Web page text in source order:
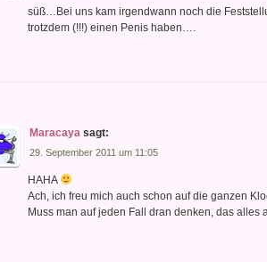
süß…Bei uns kam irgendwann noch die
trotzdem (!!!) einen Penis haben….
Maracaya sagt:
29. September 2011 um 11:05
HAHA
Ach, ich freu mich auch schon auf die ganzen
Muss man auf jeden Fall dran denken, das alles